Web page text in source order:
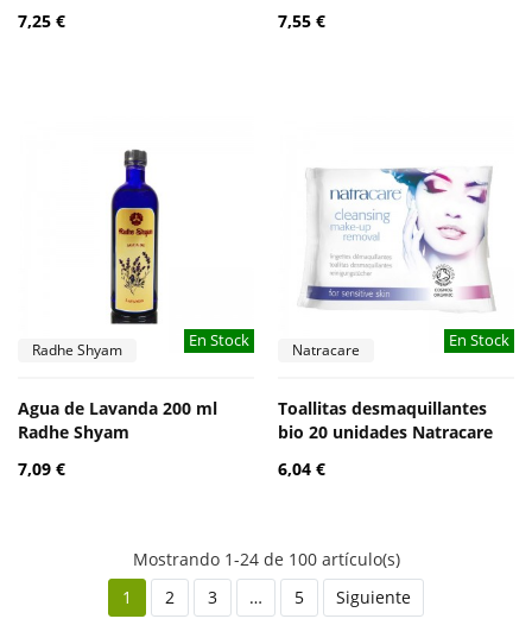
7,25 €
7,55 €
En Stock
Radhe Shyam
Agua de Lavanda 200 ml
Radhe Shyam
7,09 €
En Stock
Natracare
Toallitas desmaquillantes
bio 20 unidades Natracare
6,04 €
Mostrando 1-24 de 100 artículo(s)
1
2 3 … 5 Siguiente